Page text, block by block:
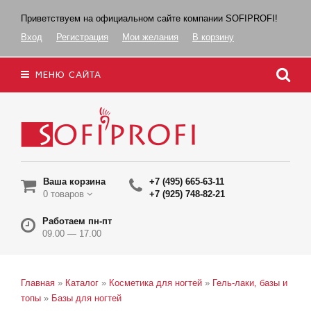
Приветствуем на официальном сайте компании SOFIPROFI!
Вход
Регистрация Мои желания В корзину
МЕНЮ САЙТА
Ваша корзина
0 товаров
+7 (495) 665-63-11
+7 (925) 748-82-21
Работаем пн-пт
09.00 — 17.00
Главная » Каталог » Косметика для ногтей » Гель-лаки, базы и
топы » Базы для ногтей